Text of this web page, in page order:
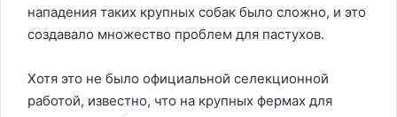
нападения таких крупных собак было сложно, и это
создавало множество проблем для пастухов.
Хотя это не было официальной селекционной
работой, известно, что на крупных фермах для